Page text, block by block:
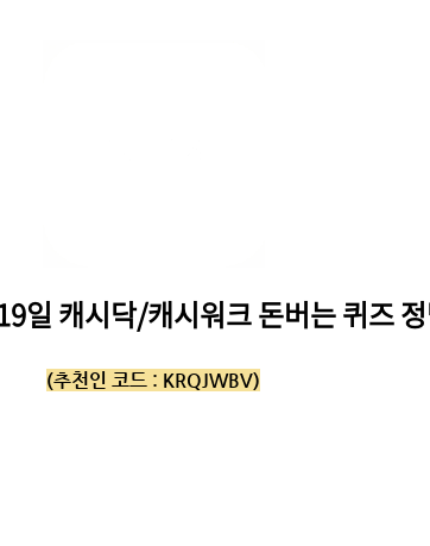
일 캐시닥/캐시워크 돈버는 퀴즈
(추천인 코드 : KRQJWBV)